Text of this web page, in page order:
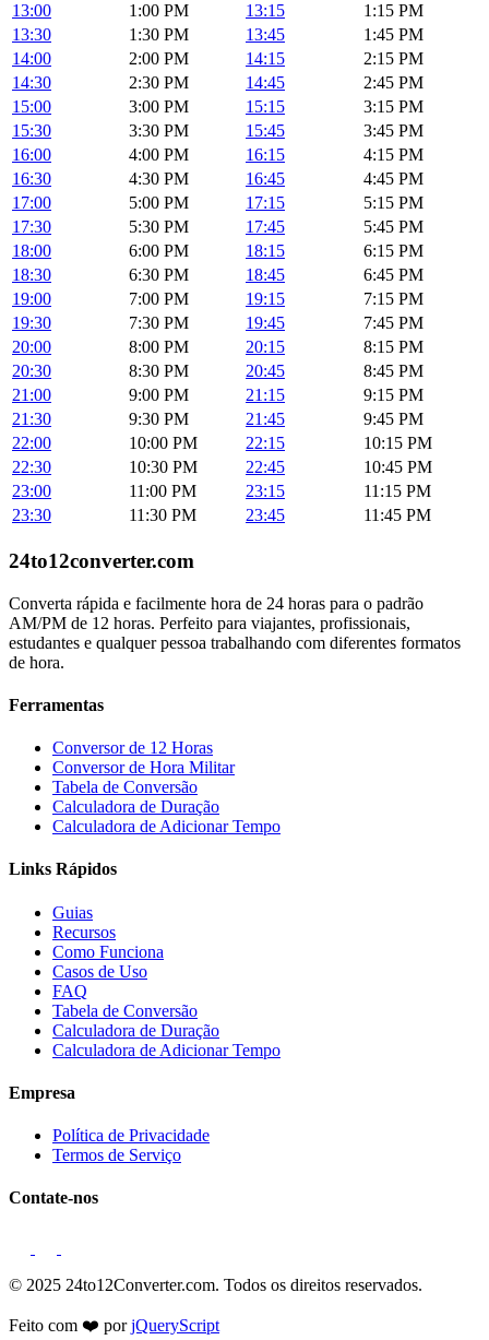
13:00
1:00 PM 13:15
1:15 PM
13:30
1:30 PM 13:45
1:45 PM
14:00
2:00 PM 14:15
2:15 PM
14:30
2:30 PM 14:45
2:45 PM
15:00
3:00 PM 15:15
3:15 PM
15:30
3:30 PM 15:45
3:45 PM
16:00
4:00 PM 16:15
4:15 PM
16:30
4:30 PM 16:45
4:45 PM
17:00
5:00 PM 17:15
5:15 PM
17:30
5:30 PM 17:45
5:45 PM
18:00
6:00 PM 18:15
6:15 PM
18:30
6:30 PM 18:45
6:45 PM
19:00
7:00 PM 19:15
7:15 PM
19:30
7:30 PM 19:45
7:45 PM
20:00
8:00 PM 20:15
8:15 PM
20:30
8:30 PM 20:45
8:45 PM
21:00
9:00 PM 21:15
9:15 PM
21:30
9:30 PM 21:45
9:45 PM
22:00
10:00 PM 22:15
10:15 PM
22:30
10:30 PM 22:45
10:45 PM
23:00
11:00 PM 23:15
11:15 PM
23:30
11:30 PM 23:45 11:45 PM
24to12converter.com
Converta rápida e facilmente hora de 24 horas para o padrão
AM/PM de 12 horas. Perfeito para viajantes, profissionais,
estudantes e qualquer pessoa trabalhando com diferentes formatos
de hora.
Ferramentas
Conversor de 12 Horas
Conversor de Hora Militar
Tabela de Conversão
Calculadora de Duração
Calculadora de Adicionar Tempo
Links Rápidos
Guias
Recursos
Como Funciona
Casos de Uso
FAQ
Tabela de Conversão
Calculadora de Duração
Calculadora de Adicionar Tempo
Empresa
Política de Privacidade
Termos de Serviço
Contate-nos
© 2025 24to12Converter.com. Todos os direitos reservados.
Feito com ❤️ porjQueryScript